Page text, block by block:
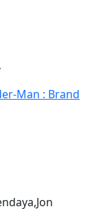
Man : Brand